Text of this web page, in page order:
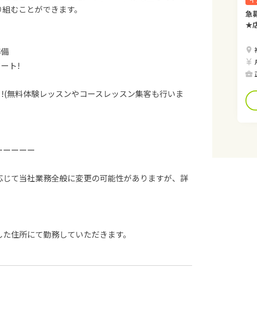
むことができます。
ト!
無料体験レッスンやコースレッスン集客も行いま
ーーー
て当社業務全般に変更の可能性がありますが、詳
住所にて勤務していただきます。
急
★